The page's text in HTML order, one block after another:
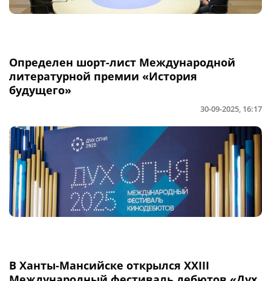
Определен шорт-лист Международной
литературной премии «История
будущего»
30-09-2025, 16:17
В Ханты-Мансийске открылся XXIII